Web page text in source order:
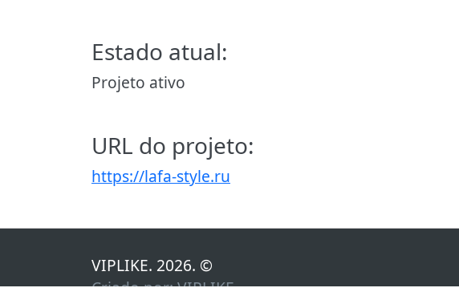
Estado atual:
Projeto ativo
URL do projeto:
https://lafa-style.ru
VIPLIKE. 2026. ©
Criado por:VIPLIKE